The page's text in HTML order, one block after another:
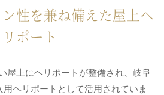
性を兼ね備えた屋上ヘ
リポート
屋上にヘリポートが整備され、岐阜
ヘリポートとして活用されていま